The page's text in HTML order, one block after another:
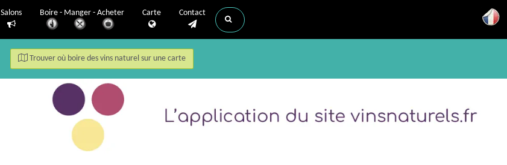
Salons Boire - Manger - Acheter Carte Contact
Trouver où boire des vins naturel sur une carte